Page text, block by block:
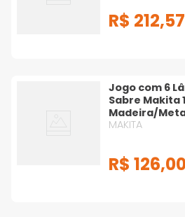
R$ 212,57
Jogo com 6
Sabre Makita
Madeira/
MAKITA
R$ 126,